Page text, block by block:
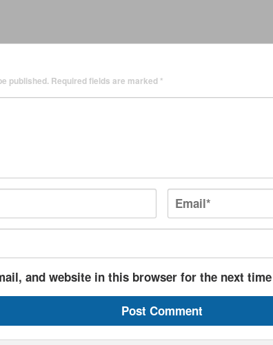
published. Required fields are marked*
and website in this browser for the next